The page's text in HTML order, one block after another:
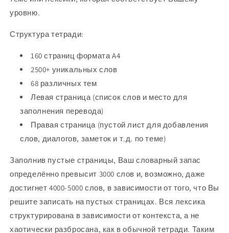
уровню.
Структура тетради:
160 страниц формата A4
2500+ уникальных слов
68 различных тем
Левая страница (список слов и место для
заполнения перевода)
Правая страница (пустой лист для добавления
слов, диалогов, заметок и т.д. по теме)
Заполнив пустые страницы, Ваш словарный запас
определённо превысит 3000 слов и, возможно, даже
достигнет 4000-5000 слов, в зависимости от того, что Вы
решите записать на пустых страницах. Вся лексика
структурирована в зависимости от контекста, а не
хаотически разбросана, как в обычной тетради. Таким